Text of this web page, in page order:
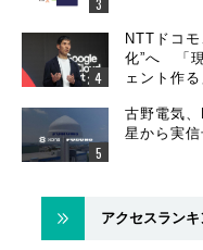
NTTドコ
化”へ 「
ェント作る
古野電気
星から実
アクセスラン